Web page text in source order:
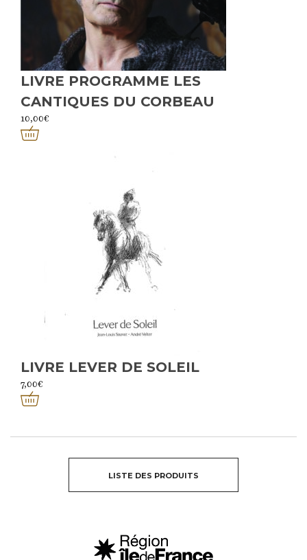
LIVRE PROGRAMME LES
CANTIQUES DU CORBEAU
10,00€
LIVRE LEVER DE SOLEIL
7,00€
LISTE DES PRODUITS